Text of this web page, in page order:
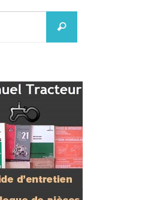
Recherche